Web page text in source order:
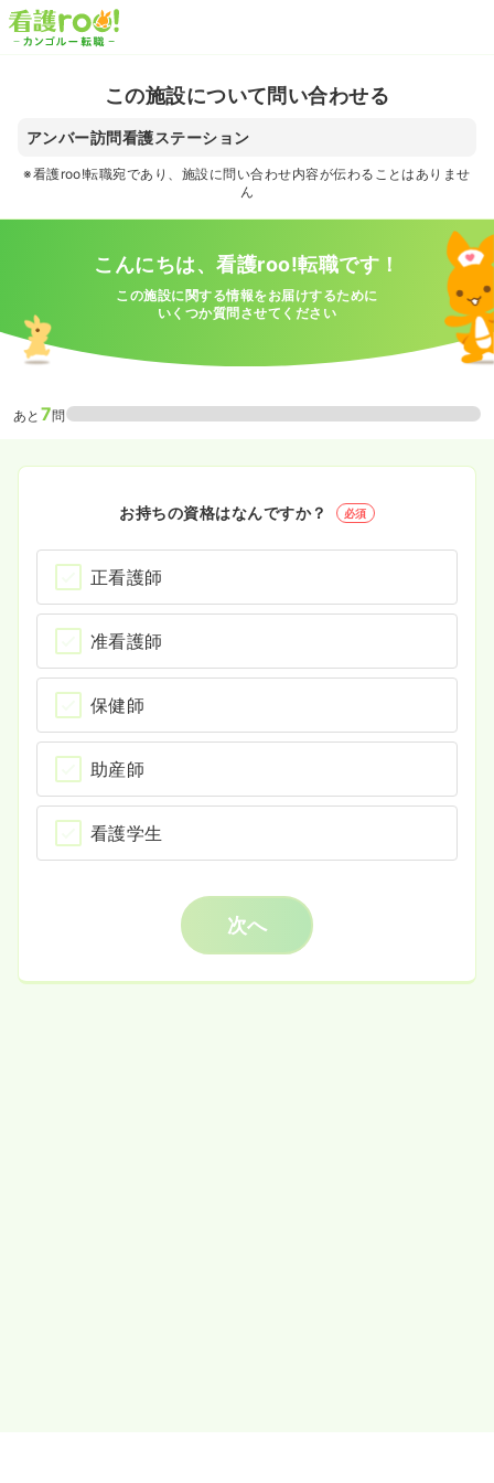
この施設について問い合わせる
アンバー訪問看護ステーション
※看護roo!転職宛であり、施設に問い合わせ内容が伝わることはありませ
ん
こんにちは、看護roo!転職です！
この施設に関する情報をお届けするために
いくつか質問させてください
あと 7問
お持ちの資格はなんですか？ 必須
正看護師
准看護師
保健師
助産師
看護学生
次へ